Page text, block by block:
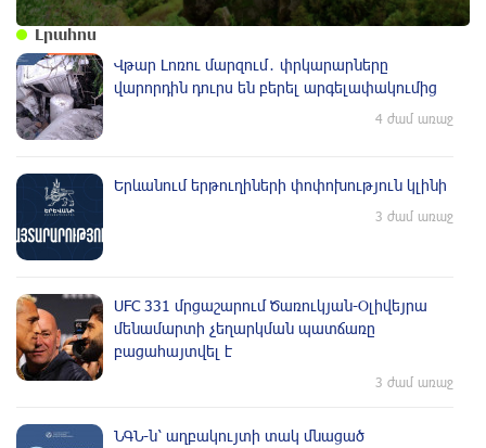
Լրահոս
Վթար Լոռու մարզում․ փրկարարները
վարորդին դուրս են բերել արգելափակումից
4 ժամ առաջ
Երևանում երթուղիների փոփոխություն կլինի
3 ժամ առաջ
UFC 331 մրցաշարում Ծառուկյան-Օլիվեյրա
մենամարտի չեղարկման պատճառը
բացահայտվել է
3 ժամ առաջ
ՆԳՆ-ն՝ աղբակույտի տակ մնացած